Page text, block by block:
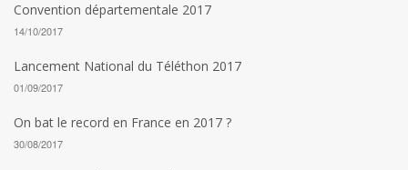
Convention départementale 2017
14/10/2017
Lancement National du Téléthon 2017
01/09/2017
On bat le record en France en 2017 ?
30/08/2017